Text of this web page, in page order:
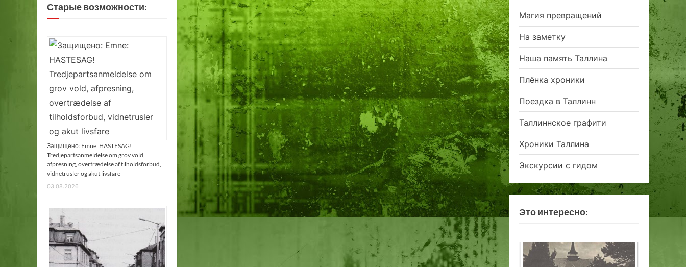
Старые возможности:
Защищено: Emne: HASTESAG!
Tredjepartsanmeldelse om grov vold,
afpresning, overtrædelse af tilholdsforbud,
vidnetrusler og akut livsfare
03.08.2026
Магия превращений
На заметку
Наша память Таллина
Плёнка хроники
Поездка в Таллинн
Таллиннское графити
Хроники Таллина
Экскурсии с гидом
Это интересно: